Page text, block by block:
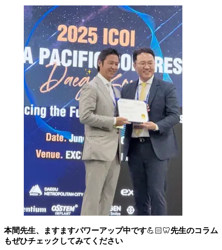
本間先生、ますますパワーアップ中です💪🏻🦷先生のコラム
もぜひチェックしてみてください